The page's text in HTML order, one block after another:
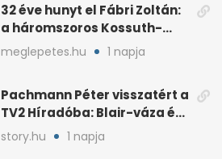
32 éve hunyt el Fábri Zoltán:
a háromszoros Kossuth-
díjas rendező
meglepetes.hu 1 napja
Pachmann Péter visszatért a
TV2 Híradóba: Blair-váza és
császári kézfogás
story.hu 1 napja